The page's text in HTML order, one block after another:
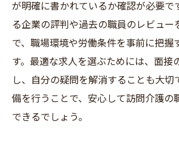
が明確に書かれているか確認が必要で
る企業の評判や過去の職員のレビュー
で、職場環境や労働条件を事前に把握
す。最適な求人を選ぶためには、面接
し、自分の疑問を解消することも大切
備を行うことで、安心して訪問介護の
できるでしょう。